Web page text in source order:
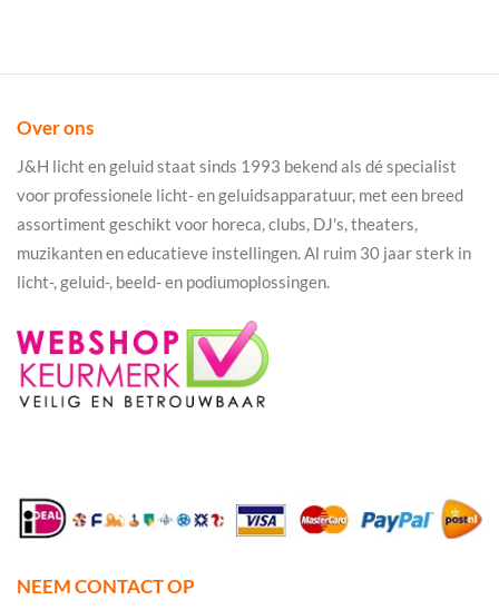
Over ons
J&H licht en geluid staat sinds 1993 bekend als dé specialist
voor professionele licht- en geluidsapparatuur, met een breed
assortiment geschikt voor horeca, clubs, DJ's, theaters,
muzikanten en educatieve instellingen. Al ruim 30 jaar sterk in
licht-, geluid-, beeld- en podiumoplossingen.
NEEM CONTACT OP